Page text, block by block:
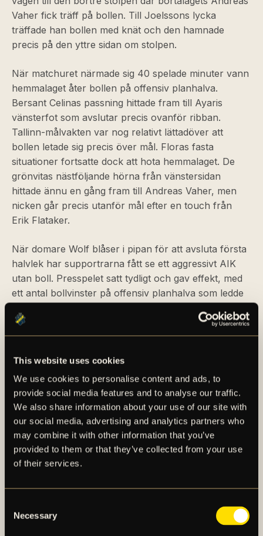
This website uses cookies
We use cookies to personalise content and ads, to
provide social media features and to analyse our traffic.
We also share information about your use of our site with
our social media, advertising and analytics partners who
may combine it with other information that you’ve
provided to them or that they’ve collected from your use
of their services.
Selection
Necessary
Vaher fick träff på bollen. Till Joelssons lycka
träffade han bollen med knät och den hamnade
precis på den yttre sidan om stolpen.
När matchuret närmade sig 40 spelade minuter vann
hemmalaget åter bollen på offensiv planhalva.
Bersant Celinas passning hittade fram till Ayaris
vänsterfot som avslutar precis ovanför ribban.
Tallinn-målvakten var nog relativt lättadöver att
bollen letade sig precis över mål. Floras fasta
situationer fortsatte dock att hota hemmalaget. De
grönvitas nästföljande hörna från vänstersidan
hittade ännu en gång fram till Andreas Vaher, men
nicken går precis utanför mål efter en touch från
Erik Flataker.
När domare Wolf blåser i pipan för att avsluta första
halvlek har supportrarna fått se ett aggressivt AIK
utan boll. Presspelet satt tydligt och gav effekt, med
ett antal bollvinster på offensiv planhalva som ledde
En överlag stabil insats och en kommande halvlek
som ansågs kunna bjuda på mer.
ANDRA HALVLEK
Andra halvlekens första skott på mål kom efter fem
minuters spel då Stanley Wilson prövade skottlyckan
utanför straffområdet. Skottet kom med en otäckt
studs men räddades ändå av målvakten. Inte många
minuter efter skjuter Wilson fortsatt in sig i matchen.
ett tungt avslut med vänsterfoten. Målvakten
parerade skottet men släppte returen till Flataker
vars efterföljande försök dock går ovanför ribban.